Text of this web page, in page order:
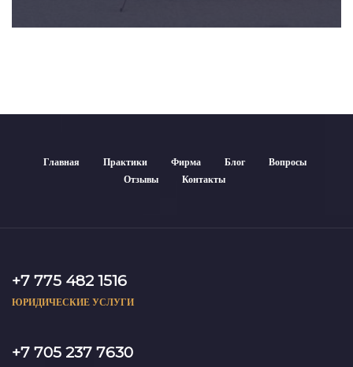
Главная Практики Фирма Блог
Вопросы
Отзывы
Контакты
+7 775 482 1516
ЮРИДИЧЕСКИЕ УСЛУГИ
+7 705 237 7630